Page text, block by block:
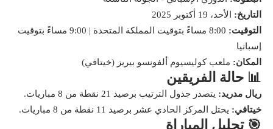
التاريخ: الأحد، 19 أكتوبر 2025
التوقيت:
8:00 مساءً بتوقيت المملكة المتحدة | 9:00 مساءً بتوقيت
إسبانيا
المكان: ملعب كوليسيوم ألفونسو بيريز (خيتافي)
📊 حالة الفريقين
ريال مدريد: يتصدر جدول الترتيب برصيد 21 نقطة من 8 مباريات.
خيتافي: يحتل المركز الحادي عشر برصيد 11 نقطة من 8 مباريات.
🎯 تحليل المباراة